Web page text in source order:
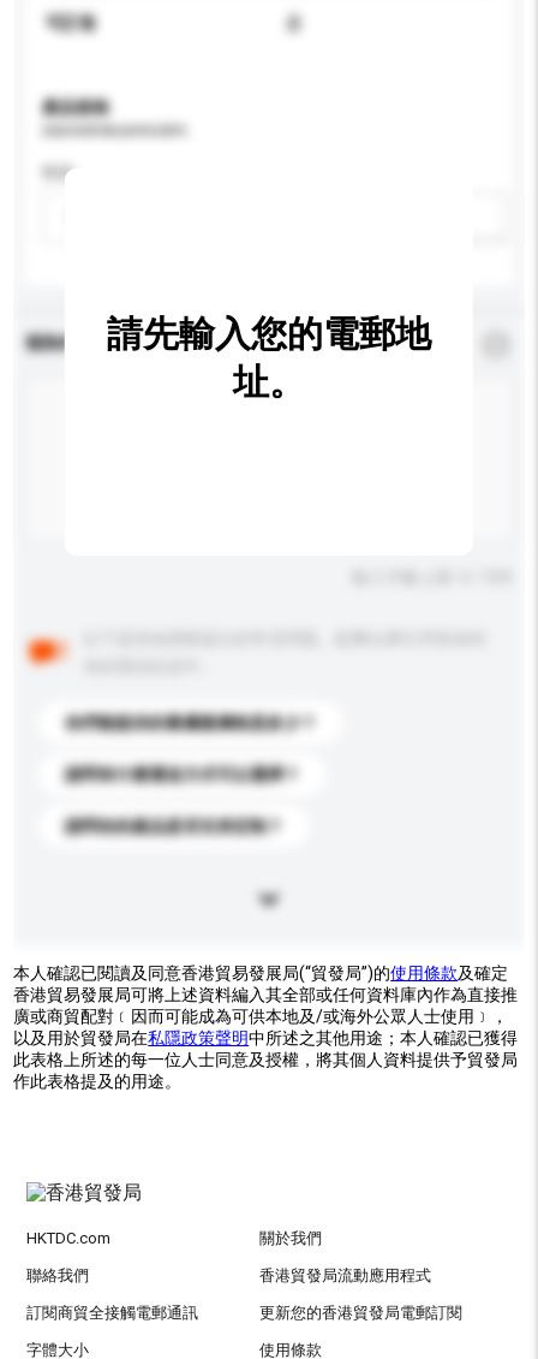
可訂造 是
產品規格
性别
查詢內容 *必須填寫
你們能提供的最優惠價格是多少？
請問有什麼運送方式可以選擇？
請問你的產品是否支持定制？
請先輸入您的電郵地
址。
本人確認已閱讀及同意香港貿易發展局(“貿發局”)的使用條款及確定
香港貿易發展局可將上述資料編入其全部或任何資料庫內作為直接推
廣或商貿配對﹝因而可能成為可供本地及/或海外公眾人士使用﹞，
以及用於貿發局在私隱政策聲明中所述之其他用途；本人確認已獲得
此表格上所述的每一位人士同意及授權，將其個人資料提供予貿發局
作此表格提及的用途。
HKTDC.com 關於我們
聯絡我們 香港貿發局流動應用程式
訂閱商貿全接觸電郵通訊 更新您的香港貿發局電郵訂閱
字體大小 使用條款